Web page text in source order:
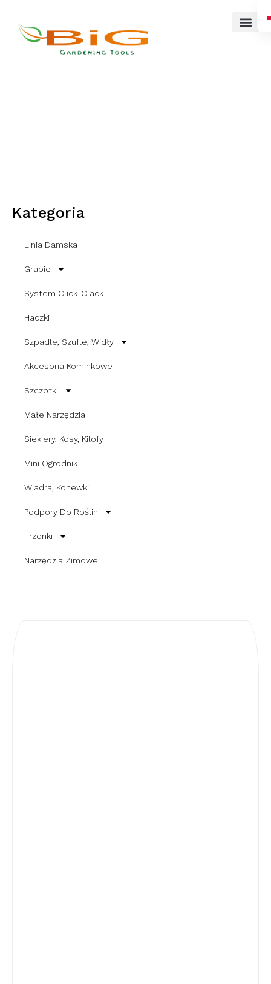
Kategoria
Linia Damska
Grabie
System Click-Clack
Haczki
Szpadle, Szufle, Widły
Akcesoria Kominkowe
Szczotki
Małe Narzędzia
Siekiery, Kosy, Kilofy
Mini Ogrodnik
Wiadra, Konewki
Podpory Do Roślin
Trzonki
Narzędzia Zimowe